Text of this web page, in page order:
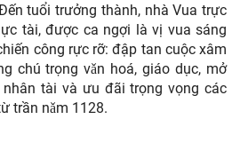
tuổi trưởng thành, nhà Vua trực
tài, được ca ngợi là vị vua sáng
công rực rỡ: đập tan cuộc xâm
chú trọng vǎn hoá, giáo dục, mở
tài và ưu đãi trọng vọng các
trần nǎm 1128.